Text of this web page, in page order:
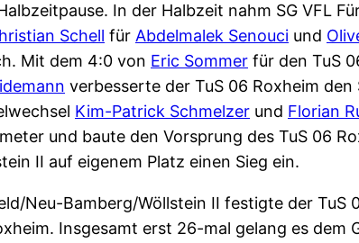
In der Halbzeit nahm SG VFL
Schell für Abdelmalek Senouci und
Mit dem 4:0 von Eric Sommer für den TuS
verbesserte der TuS 06 Roxheim
Kim-Patrick Schmelzer und Florian
und baute den Vorsprung des TuS 06
II auf eigenem Platz einen Sieg ein.
Neu-Bamberg/Wöllstein II festigte der TuS
Insgesamt erst 26-mal gelang es dem